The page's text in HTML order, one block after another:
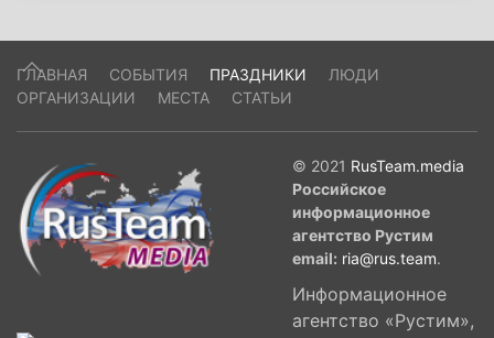
ГЛАВНАЯ СОБЫТИЯ ПРАЗДНИКИ
ЛЮДИ
ОРГАНИЗАЦИИ
МЕСТА СТАТЬИ
© 2021 RusTeam.media
Российское
информационное
агентство Рустим
email: ria@rus.team.
Информационное
агентство «Рустим»,